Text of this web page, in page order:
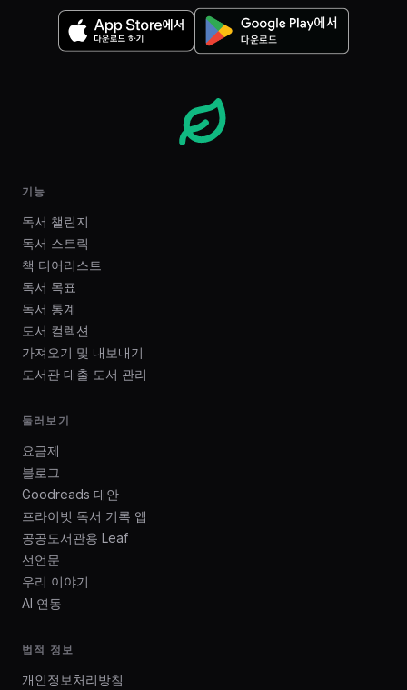
기능
독서 챌린지
독서 스트릭
책 티어리스트
독서 목표
독서 통계
도서 컬렉션
가져오기 및 내보내기
도서관 대출 도서 관리
둘러보기
요금제
블로그
Goodreads 대안
프라이빗 독서 기록 앱
공공도서관용 Leaf
선언문
우리 이야기
AI 연동
법적 정보
개인정보처리방침